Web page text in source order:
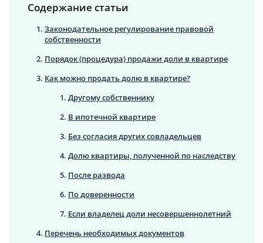
Содержание статьи
Законодательное регулирование правовой
собственности
Порядок (процедура) продажи доли в квартире
Как можно продать долю в квартире?
Другому собственнику
В ипотечной квартире
Без согласия других совладельцев
Долю квартиры, полученной по наследству
После развода
По доверенности
Если владелец доли несовершеннолетний
Перечень необходимых документов